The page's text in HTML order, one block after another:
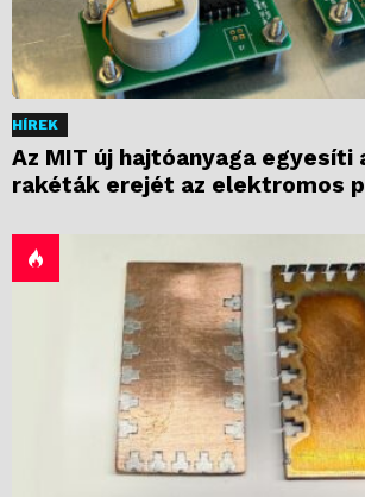
HÍREK
Az MIT új hajtóanyaga egyesíti
rakéták erejét az elektromos